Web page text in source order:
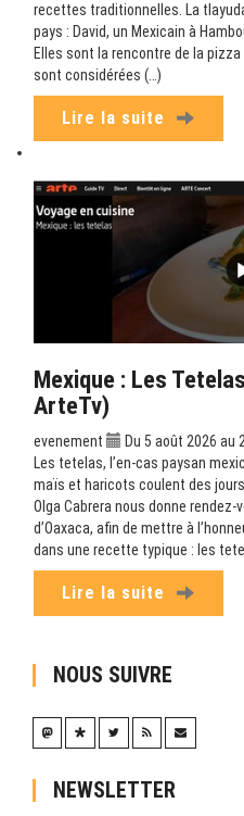
recettes traditionnelles. La
pays : David, un Mexicain à
Elles sont la rencontre de la
sont considérées (…)
Lire la suite
Mexique : Les
ArteTv)
evenement
Du 5 août 2026 au
Les tetelas, l’en-cas paysan
maïs et haricots coulent des
Olga Cabrera nous donne
d’Oaxaca, afin de mettre à
dans une recette typique : les
Lire la suite
NOUS SUIVRE
NEWSLETTER